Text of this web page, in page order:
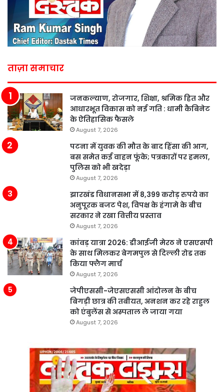
ताज़ा समाचार
जनकल्याण, रोजगार, शिक्षा, श्रमिक हित और
आधारभूत विकास को नई गति : धामी कैबिनेट
के ऐतिहासिक फैसले
August 7, 2026
पटना में युवक की मौत के बाद हिंसा की आग,
बस समेत कई वाहन फूंके; पत्रकारों पर हमला,
पुलिस को भी खदेड़ा
August 7, 2026
झारखंड विधानसभा में 8,399 करोड़ रुपये का
अनुपूरक बजट पेश, विपक्ष के हंगामे के बीच
सरकार ने रखा वित्तीय प्रस्ताव
August 7, 2026
कांवड़ यात्रा 2026: डीआईजी मेरठ ने एसएसपी
के साथ मिलकर बेगमपुल से दिल्ली रोड तक
किया फ्लैग मार्च
August 7, 2026
जेपीएससी-जेएसएससी आंदोलन के बीच
बिगड़ी छात्र की तबीयत, अनशन कर रहे राहुल
को एंबुलेंस से अस्पताल ले जाया गया
August 7, 2026